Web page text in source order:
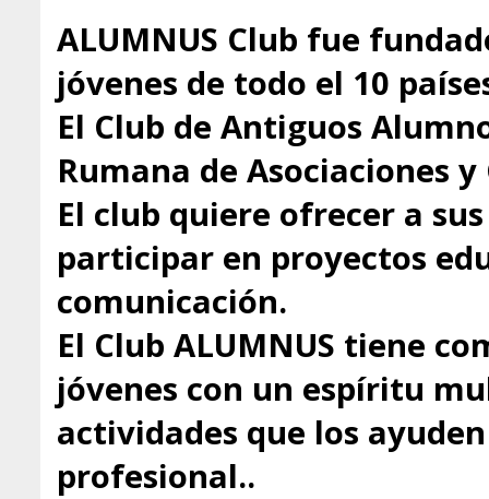
ALUMNUS Club fue
jóvenes de todo el 10
El Club de Antiguos
Rumana de Asociaciones y
El club quiere ofrecer a
participar en proyectos
comunicación.
El Club ALUMNUS tiene
jóvenes con un espíritu
actividades que los
profesional..